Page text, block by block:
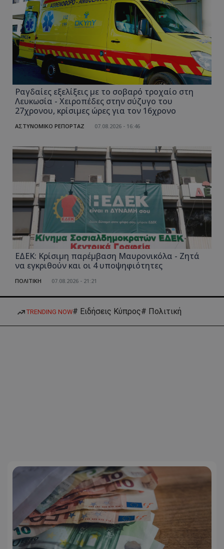
Ραγδαίες εξελίξεις με το σοβαρό τροχαίο στη
Λευκωσία - Χειροπέδες στην σύζυγο του
27χρονου, κρίσιμες ώρες για τον 16χρονο
ΑΣΤΥΝΟΜΙΚΟ ΡΕΠΟΡΤΑΖ 07.08.2026 - 16:46
ΕΔΕΚ: Κρίσιμη παρέμβαση Μαυρονικόλα - Ζητά
να εγκριθούν και οι 4 υποψηφιότητες
ΠΟΛΙΤΙΚΗ 07.08.2026 - 21:21
TRENDING NOW# Ειδήσεις Κύπρος# Πολιτική